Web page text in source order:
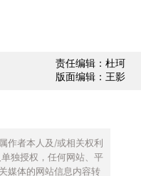
责任编辑：杜珂
版面编辑：王影
作者本人及/或相关权利
独授权，任何网站、平
媒体的网站信息内容转